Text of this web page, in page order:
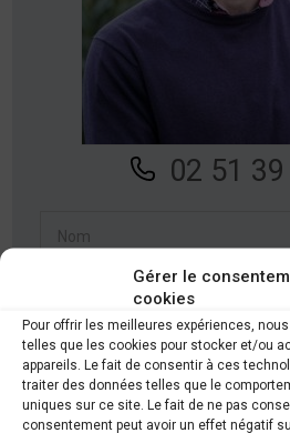
Gérer le
cookies
Pour offrir les meilleures expériences,
telles que les cookies pour stocker et/ou
appareils. Le fait de consentir à ces
traiter des données telles que le
uniques sur ce site. Le fait de ne pas
consentement peut avoir un effet négatif
02 51